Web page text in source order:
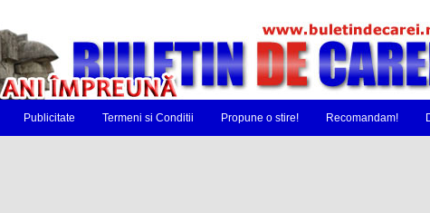
Publicitate Termeni si Conditii Propune o stire! Recomandam!